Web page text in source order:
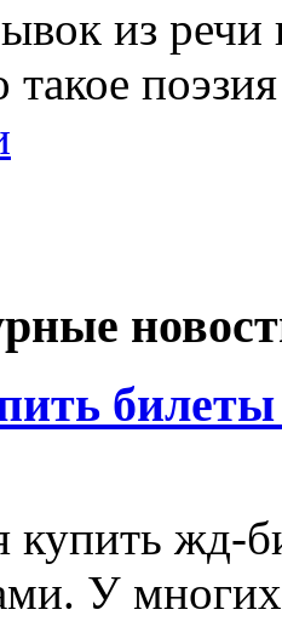
из
такое
билеты
купить жд-
У